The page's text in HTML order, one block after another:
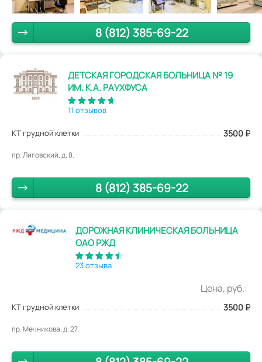
8 (812) 385-69-22
ДЕТСКАЯ ГОРОДСКАЯ БОЛЬНИЦА № 19
ИМ. К.А. РАУХФУСА
11 отзывов
КТ грудной клетки 3500 ₽
пр. Лиговский, д. 8.
8 (812) 385-69-22
ДОРОЖНАЯ КЛИНИЧЕСКАЯ БОЛЬНИЦА
ОАО РЖД
23 отзыва
Цена, руб.:
КТ грудной клетки 3500 ₽
пр. Мечникова, д. 27.